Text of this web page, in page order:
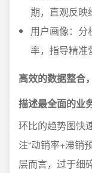
期，直观反映
用户画像：分
率，指导精准
高效的数据整合
描述最全面的业
环比的趋势图快
注“动销率+滞销
层而言，过于细